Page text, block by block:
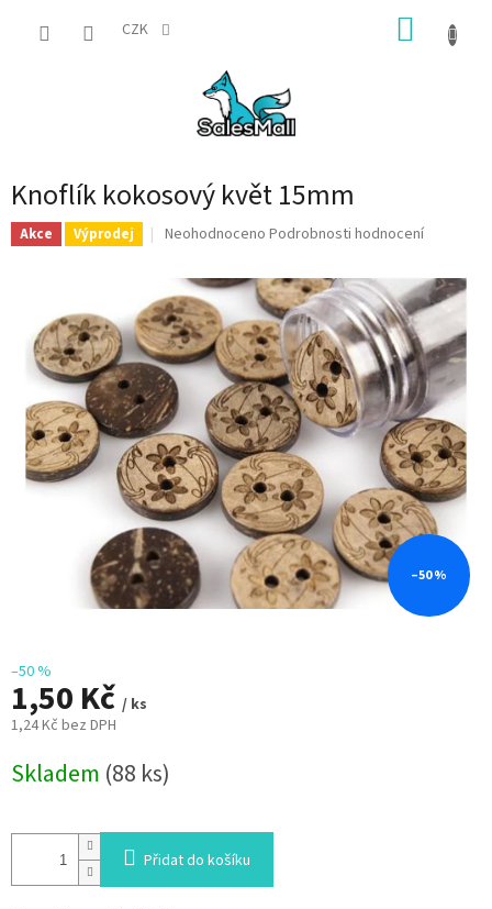
CZK
Knoflík kokosový květ 15mm
Akce Výprodej
Průměrné
produktu
je
0,0
z
5
hvězdiček.
Neohodnoceno Podrobnosti hodnocení
–50 %
–50 %
1,50 Kč / ks
1,24 Kč bez DPH
cena:
Skladem (88 ks)
Přidat do košíku